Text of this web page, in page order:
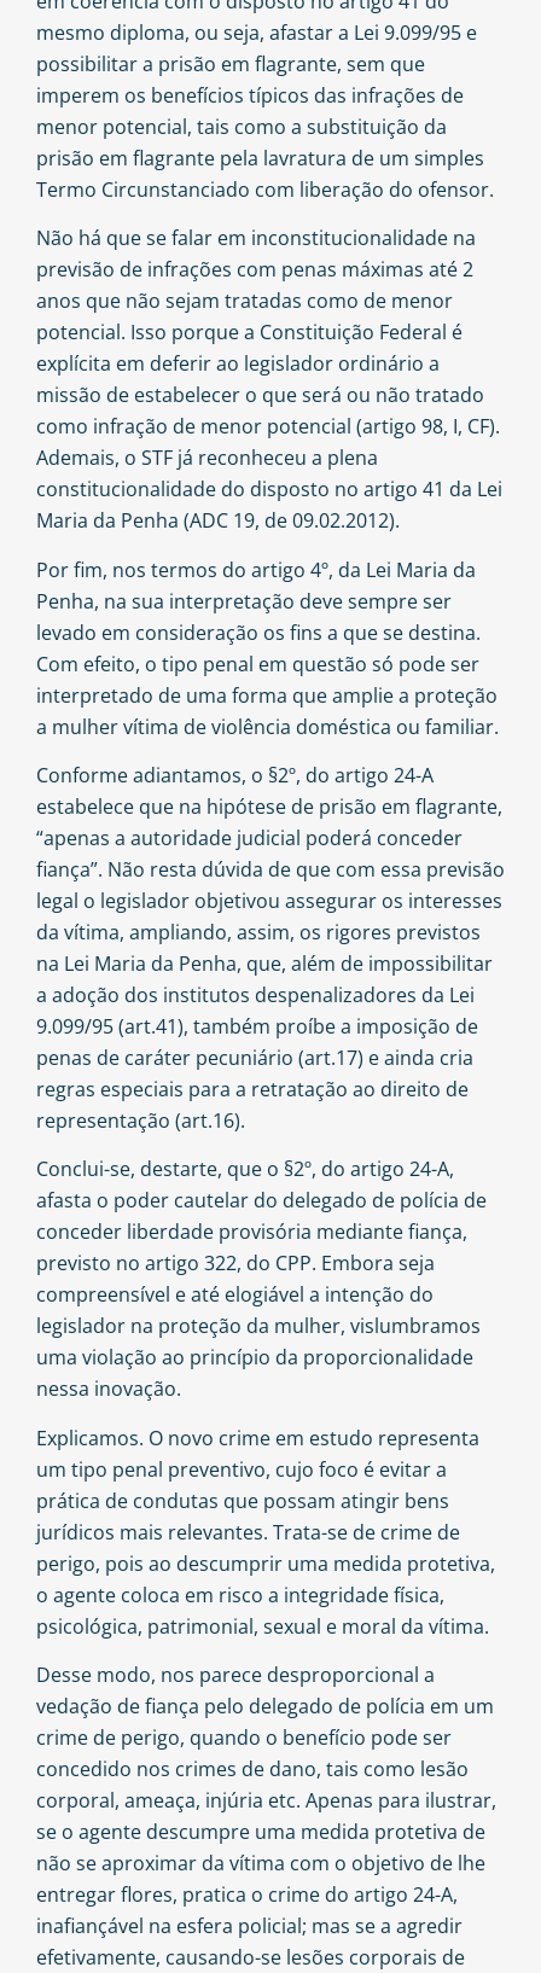
mesmo diploma, ou seja, afastar a Lei 9.099/95 e
possibilitar a prisão em flagrante, sem que
imperem os benefícios típicos das infrações de
menor potencial, tais como a substituição da
prisão em flagrante pela lavratura de um simples
Termo Circunstanciado com liberação do ofensor.
Não há que se falar em inconstitucionalidade na
previsão de infrações com penas máximas até 2
anos que não sejam tratadas como de menor
potencial. Isso porque a Constituição Federal é
explícita em deferir ao legislador ordinário a
missão de estabelecer o que será ou não tratado
como infração de menor potencial (artigo 98, I, CF).
Ademais, o STF já reconheceu a plena
constitucionalidade do disposto no artigo 41 da Lei
Maria da Penha (ADC 19, de 09.02.2012).
Por fim, nos termos do artigo 4º, da Lei Maria da
Penha, na sua interpretação deve sempre ser
levado em consideração os fins a que se destina.
Com efeito, o tipo penal em questão só pode ser
interpretado de uma forma que amplie a proteção
a mulher vítima de violência doméstica ou familiar.
Conforme adiantamos, o §2º, do artigo 24-A
estabelece que na hipótese de prisão em flagrante,
“apenas a autoridade judicial poderá conceder
fiança”. Não resta dúvida de que com essa previsão
legal o legislador objetivou assegurar os interesses
da vítima, ampliando, assim, os rigores previstos
na Lei Maria da Penha, que, além de impossibilitar
a adoção dos institutos despenalizadores da Lei
9.099/95 (art.41), também proíbe a imposição de
penas de caráter pecuniário (art.17) e ainda cria
regras especiais para a retratação ao direito de
representação (art.16).
Conclui-se, destarte, que o §2º, do artigo 24-A,
afasta o poder cautelar do delegado de polícia de
conceder liberdade provisória mediante fiança,
previsto no artigo 322, do CPP. Embora seja
compreensível e até elogiável a intenção do
legislador na proteção da mulher, vislumbramos
uma violação ao princípio da proporcionalidade
nessa inovação.
Explicamos. O novo crime em estudo representa
um tipo penal preventivo, cujo foco é evitar a
prática de condutas que possam atingir bens
jurídicos mais relevantes. Trata-se de crime de
perigo, pois ao descumprir uma medida protetiva,
o agente coloca em risco a integridade física,
psicológica, patrimonial, sexual e moral da vítima.
Desse modo, nos parece desproporcional a
vedação de fiança pelo delegado de polícia em um
crime de perigo, quando o benefício pode ser
concedido nos crimes de dano, tais como lesão
corporal, ameaça, injúria etc. Apenas para ilustrar,
se o agente descumpre uma medida protetiva de
não se aproximar da vítima com o objetivo de lhe
entregar flores, pratica o crime do artigo 24-A,
inafiançável na esfera policial; mas se a agredir
efetivamente, causando-se lesões corporais de